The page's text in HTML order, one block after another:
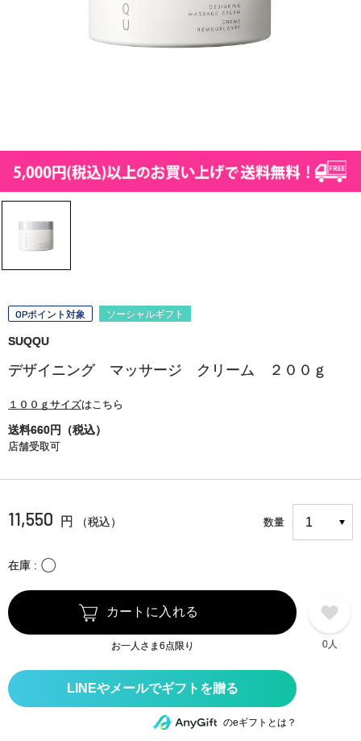
OPポイント対象 ソーシャルギフト
SUQQU
デザイニング マッサージ クリーム ２００ｇ
１００ｇサイズはこちら
送料660円（税込）
店舗受取可
11,550 円 （税込） 数量
在庫 〇
カートに入れる
お一人さま6点限り 0人
のeギフトとは？